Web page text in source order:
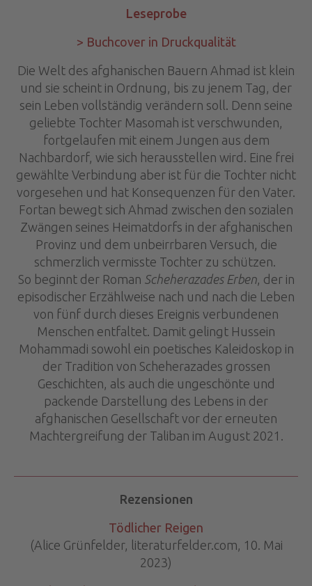
Leseprobe
> Buchcover in Druckqualität
Die Welt des afghanischen Bauern Ahmad ist klein
und sie scheint in Ordnung, bis zu jenem Tag, der
sein Leben vollständig verändern soll. Denn seine
geliebte Tochter Masomah ist verschwunden,
fortgelaufen mit einem Jungen aus dem
Nachbardorf, wie sich herausstellen wird. Eine frei
gewählte Verbindung aber ist für die Tochter nicht
vorgesehen und hat Konsequenzen für den Vater.
Fortan bewegt sich Ahmad zwischen den sozialen
Zwängen seines Heimatdorfs in der afghanischen
Provinz und dem unbeirrbaren Versuch, die
schmerzlich vermisste Tochter zu schützen.
So beginnt der Roman Scheherazades Erben, der in
episodischer Erzählweise nach und nach die Leben
von fünf durch dieses Ereignis verbundenen
Menschen entfaltet. Damit gelingt Hussein
Mohammadi sowohl ein poetisches Kaleidoskop in
der Tradition von Scheherazades grossen
Geschichten, als auch die ungeschönte und
packende Darstellung des Lebens in der
afghanischen Gesellschaft vor der erneuten
Machtergreifung der Taliban im August 2021.
Rezensionen
Tödlicher Reigen
(Alice Grünfelder, literaturfelder.com, 10. Mai
2023)